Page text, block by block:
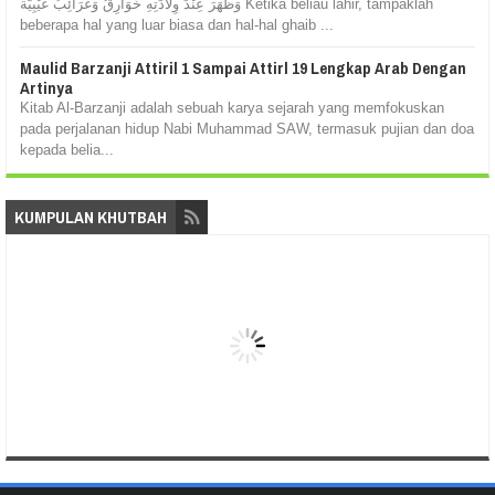
وَظَهَرَ عِنْدَ وِلَادَتِهِ خَوَارِقُ وَغَرَائِبُ غَيْبِيَّة Ketika beliau lahir, tampaklah
beberapa hal yang luar biasa dan hal-hal ghaib ...
Maulid Barzanji Attiril 1 Sampai Attirl 19 Lengkap Arab Dengan
Artinya
Kitab Al-Barzanji adalah sebuah karya sejarah yang memfokuskan
pada perjalanan hidup Nabi Muhammad SAW, termasuk pujian dan doa
kepada belia...
KUMPULAN KHUTBAH